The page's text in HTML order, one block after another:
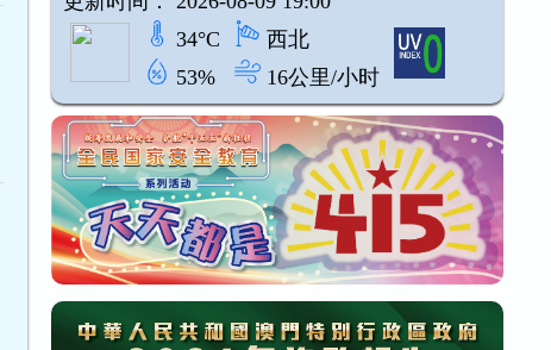
34°C
西北
53%
16公里/小时